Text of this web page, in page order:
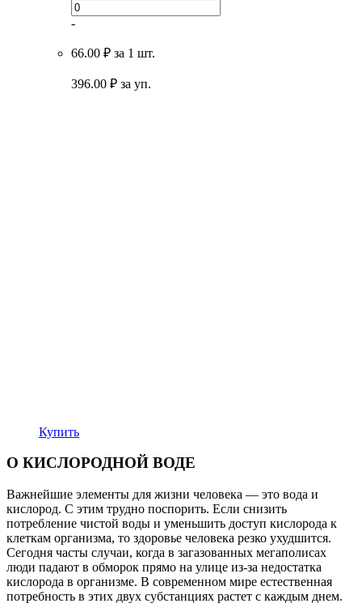
-
66.00 ₽ за 1 шт.
396.00 ₽ за уп.
Купить
О КИСЛОРОДНОЙ ВОДЕ
Важнейшие элементы для жизни человека — это вода и
кислород. С этим трудно поспорить. Если снизить
потребление чистой воды и уменьшить доступ кислорода к
клеткам организма, то здоровье человека резко ухудшится.
Сегодня часты случаи, когда в загазованных мегаполисах
люди падают в обморок прямо на улице из-за недостатка
кислорода в организме. В современном мире естественная
потребность в этих двух субстанциях растет с каждым днем.